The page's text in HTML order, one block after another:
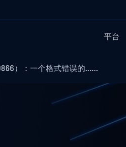
平台
）：一个格式错误的……